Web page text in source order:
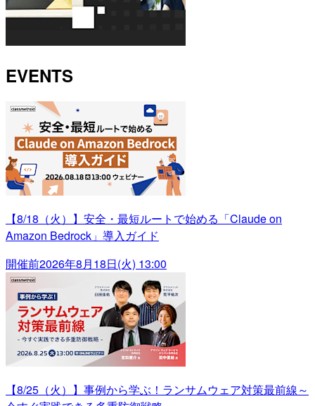
EVENTS
【8/18（火）】安全・最短ルートで始める「Claude on
Amazon Bedrock」導入ガイド
開催前2026年8月18日(火) 13:00
【8/25（火）】事例から学ぶ！ランサムウェア対策最前線～